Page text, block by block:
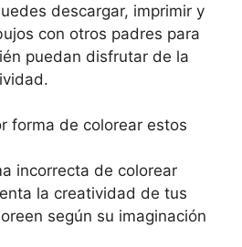
descargar, imprimir y
con otros padres para
puedan disfrutar de la
forma de colorear estos
incorrecta de colorear
la creatividad de tus
según su imaginación